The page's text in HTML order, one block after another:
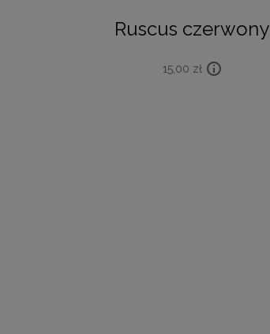
Ruscus czerwony
15,00 zł